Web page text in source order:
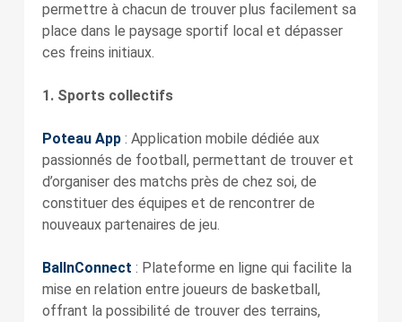
permettre à chacun de trouver plus facilement sa
place dans le paysage sportif local et dépasser
ces freins initiaux.
1. Sports collectifs
Poteau App: Application mobile dédiée aux
passionnés de football, permettant de trouver et
d’organiser des matchs près de chez soi, de
constituer des équipes et de rencontrer de
nouveaux partenaires de jeu.
BallnConnect : Plateforme en ligne qui facilite la
mise en relation entre joueurs de basketball,
offrant la possibilité de trouver des terrains,